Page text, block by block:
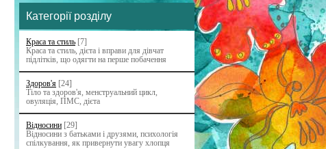
Категорії розділу
Краса та стиль [7]
Краса та стиль, дієта і вправи для дівчат
підлітків, що одягти на перше побачення
Здоров'я [24]
Тіло та здоров'я, менструальний цикл,
овуляція, ПМС, дієта
Відносини [29]
Відносини з батьками i друзями, психологія
спілкування, як привернути увагу хлопця